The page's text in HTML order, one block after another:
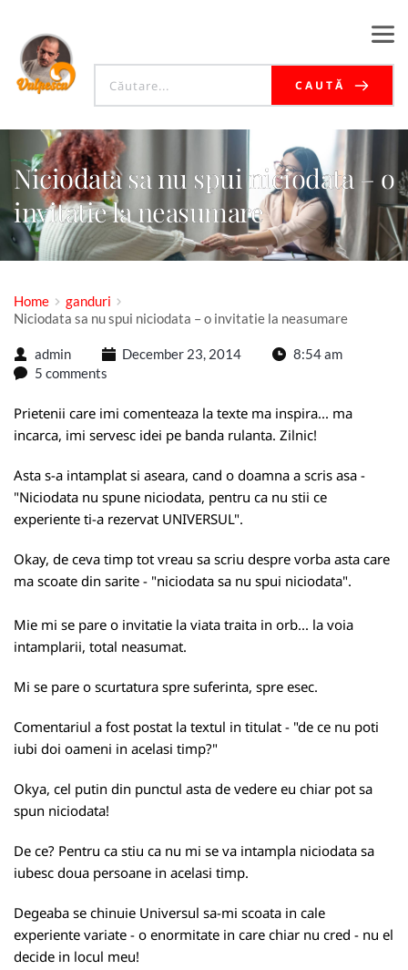
CAUTĂ
Niciodata sa nu spui niciodata – o
invitatie la neasumare
Home
ganduri
Niciodata sa nu spui niciodata – o invitatie la neasumare
admin December 23, 2014
8:54 am
5 comments
Prietenii care imi comenteaza la texte ma inspira... ma
incarca, imi servesc idei pe banda rulanta. Zilnic!
Asta s-a intamplat si aseara, cand o doamna a scris asa -
"Niciodata nu spune niciodata, pentru ca nu stii ce
experiente ti-a rezervat UNIVERSUL".
Okay, de ceva timp tot vreau sa scriu despre vorba asta care
ma scoate din sarite - "niciodata sa nu spui niciodata".
Mie mi se pare o invitatie la viata traita in orb... la voia
intamplarii, total neasumat.
Mi se pare o scurtatura spre suferinta, spre esec.
Comentariul a fost postat la textul in titulat - "de ce nu poti
iubi doi oameni in acelasi timp?"
Okya, cel putin din punctul asta de vedere eu chiar pot sa
spun niciodata!
De ce? Pentru ca stiu ca nu mi se va intampla niciodata sa
iubesc doua persoane in acelasi timp.
Degeaba se chinuie Universul sa-mi scoata in cale
experiente variate - o enormitate in care chiar nu cred - nu el
decide in locul meu!